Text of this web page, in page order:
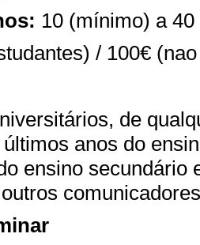
10 (mínimo) a
/ 100€
de
anos do
ensino secundário